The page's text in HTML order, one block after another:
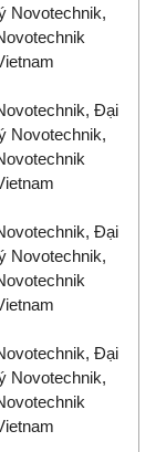
Novotechnik,
Đại
Novotechnik,
Đại
Novotechnik,
Đại
Novotechnik,